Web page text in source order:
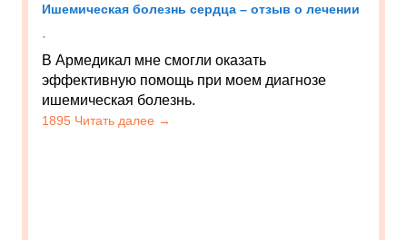
Ишемическая болезнь сердца – отзыв о лечении
·
В Армедикал мне смогли оказать
эффективную помощь при моем диагнозе
ишемическая болезнь.
1895 Читать далее →